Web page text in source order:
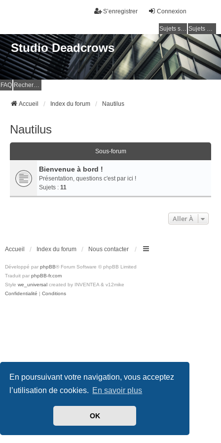
En poursuivant votre navigation, vous acceptez
l’utilisation de cookies. En savoir plus
OK
Connexion
S’enregistrer
Sujets sans réponse Sujets actifs
Studio Deadcrows
FAQ Rechercher
Accueil Index du forum Nautilus
Nautilus
Sous-forum
Bienvenue à bord !
Présentation, questions c'est par ici !
Sujets : 11
Aller À
Accueil Index du forum Nous contacter
Développé par phpBB® Forum Software © phpBB Limited
Traduit par phpBB-fr.com
Style we_universal created by INVENTEA & v12mike
Confidentialité | Conditions